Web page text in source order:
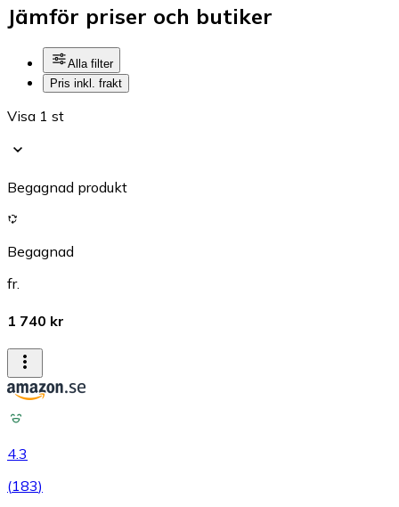
Jämför priser och butiker
Alla filter
Pris inkl. frakt
Visa 1 st
Begagnad produkt
Begagnad
fr.
1 740 kr
4.3
(183)